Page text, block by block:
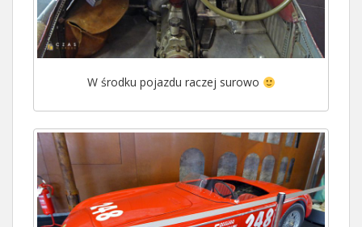
W środku pojazdu raczej surowo